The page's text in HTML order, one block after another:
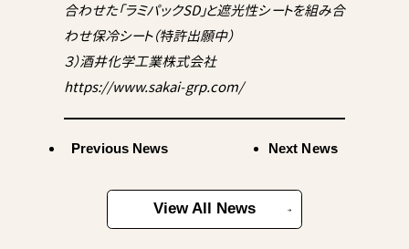
合わせた「ラミパックSD」と遮光性シートを組み合
わせ保冷シート（特許出願中）
３）酒井化学工業株式会社
https://www.sakai-grp.com/
Previous News Next News
View All News